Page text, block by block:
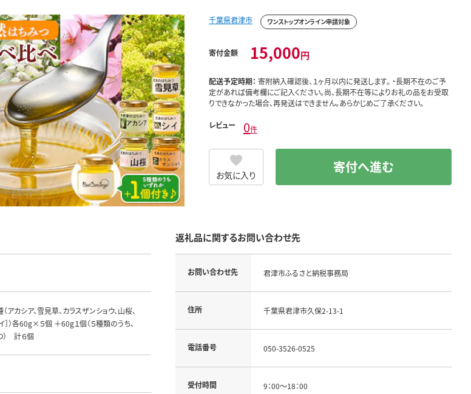
千葉県君津市 ワンストップオンライン申請対象
寄付金額 15,000円
配送予定時期： 寄附納入確認後、１ヶ月以内に発送します。 ・長期不在のご予
定があれば備考欄にご記入ください。尚、長期不在等によりお礼の品をお受取
りできなかった場合、再発送はできません。あらかじめご了承ください。
レビュー 0件
お気に入り 寄付へ進む
アカシア、雪見草、カラスザンショウ、山桜、
］）各60g×５個 ＋60g１個（５種類のうち、
） 計６個
返礼品に関するお問い合わせ先
お問い合わせ先 君津市ふるさと納税事務局
住所 千葉県君津市久保2-13-1
電話番号 050-3526-0525
受付時間 9：00～18：00